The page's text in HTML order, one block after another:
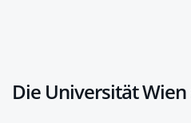
Die Universität